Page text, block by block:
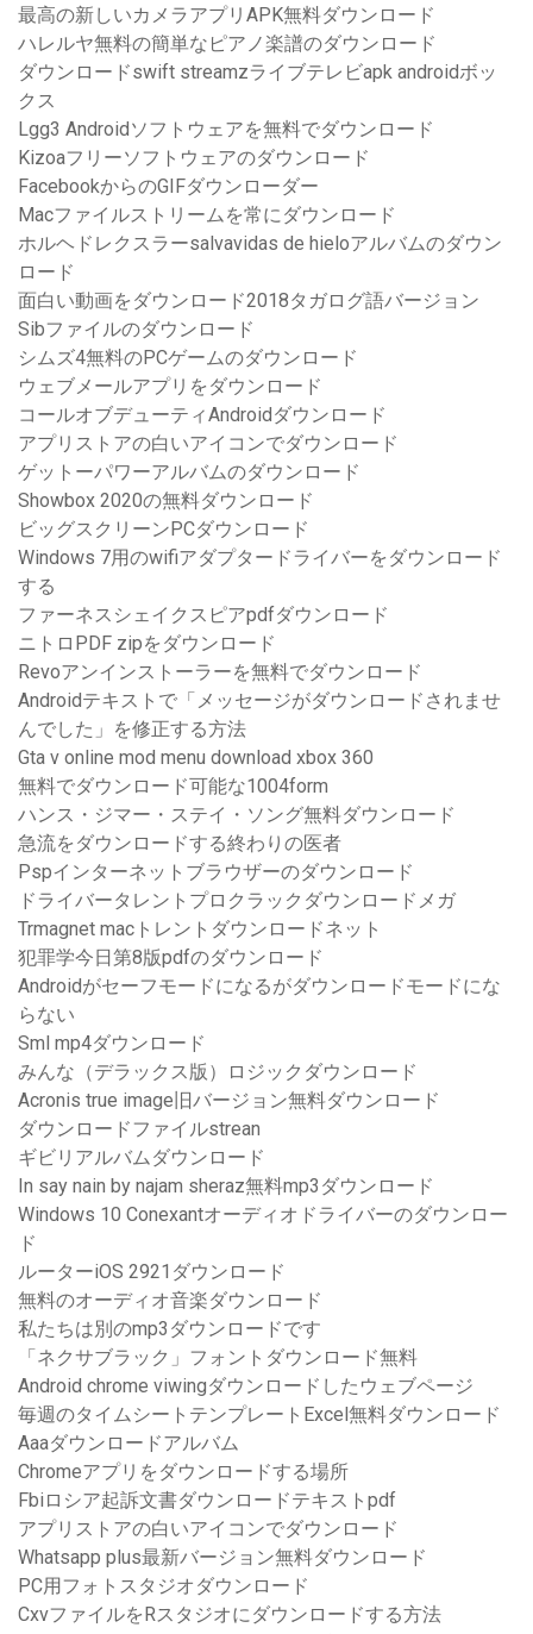
最高の新しいカメラアプリAPK無料ダウンロード
ハレルヤ無料の簡単なピアノ楽譜のダウンロード
ダウンロードswift streamzライブテレビapk androidボッ
クス
Lgg3 Androidソフトウェアを無料でダウンロード
Kizoaフリーソフトウェアのダウンロード
FacebookからのGIFダウンローダー
Macファイルストリームを常にダウンロード
ホルヘドレクスラーsalvavidas de hieloアルバムのダウン
ロード
面白い動画をダウンロード2018タガログ語バージョン
Sibファイルのダウンロード
シムズ4無料のPCゲームのダウンロード
ウェブメールアプリをダウンロード
コールオブデューティAndroidダウンロード
アプリストアの白いアイコンでダウンロード
ゲットーパワーアルバムのダウンロード
Showbox 2020の無料ダウンロード
ビッグスクリーンPCダウンロード
Windows 7用のwifiアダプタードライバーをダウンロード
する
ファーネスシェイクスピアpdfダウンロード
ニトロPDF zipをダウンロード
Revoアンインストーラーを無料でダウンロード
Androidテキストで「メッセージがダウンロードされませ
んでした」を修正する方法
Gta v online mod menu download xbox 360
無料でダウンロード可能な1004form
ハンス・ジマー・ステイ・ソング無料ダウンロード
急流をダウンロードする終わりの医者
Pspインターネットブラウザーのダウンロード
ドライバータレントプロクラックダウンロードメガ
Trmagnet macトレントダウンロードネット
犯罪学今日第8版pdfのダウンロード
Androidがセーフモードになるがダウンロードモードにな
らない
Sml mp4ダウンロード
みんな（デラックス版）ロジックダウンロード
Acronis true image旧バージョン無料ダウンロード
ダウンロードファイルstrean
ギビリアルバムダウンロード
In say nain by najam sheraz無料mp3ダウンロード
Windows 10 Conexantオーディオドライバーのダウンロー
ド
ルーターiOS 2921ダウンロード
無料のオーディオ音楽ダウンロード
私たちは別のmp3ダウンロードです
「ネクサブラック」フォントダウンロード無料
Android chrome viwingダウンロードしたウェブページ
毎週のタイムシートテンプレートExcel無料ダウンロード
Aaaダウンロードアルバム
Chromeアプリをダウンロードする場所
Fbiロシア起訴文書ダウンロードテキストpdf
アプリストアの白いアイコンでダウンロード
Whatsapp plus最新バージョン無料ダウンロード
PC用フォトスタジオダウンロード
CxvファイルをRスタジオにダウンロードする方法